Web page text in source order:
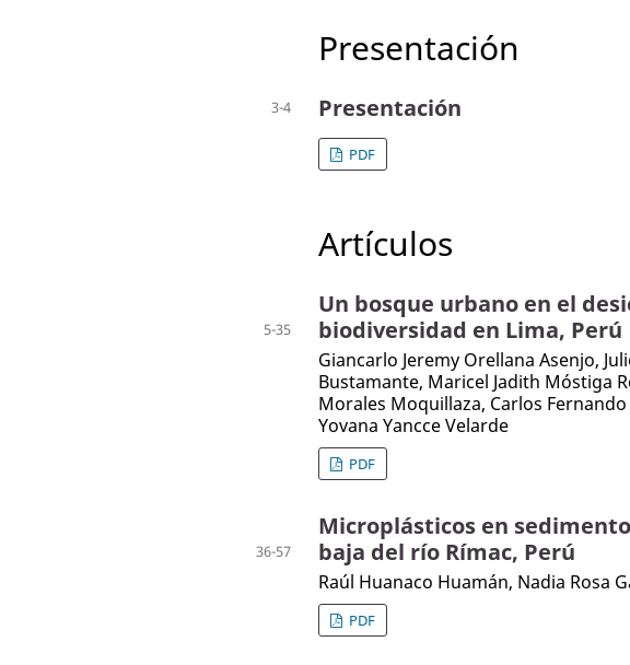
Presentación
Presentación
3-4
PDF
Artículos
Un bosque urbano en el
biodiversidad en Lima, Perú
Giancarlo Jeremy Orellana Asenjo,
Bustamante, Maricel Jadith Móstiga
Morales Moquillaza, Carlos
Yovana Yancce Velarde
5-35
PDF
Microplásticos en
baja del río Rímac, Perú
Raúl Huanaco Huamán, Nadia Rosa
36-57
PDF